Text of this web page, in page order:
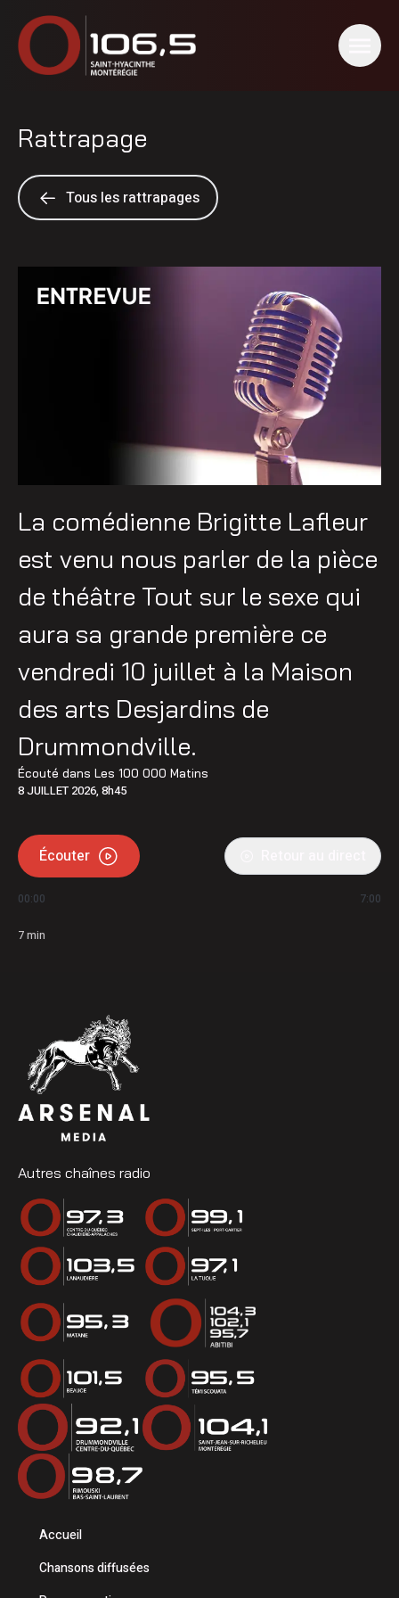
Rattrapage
Tous les rattrapages
La comédienne Brigitte Lafleur
est venu nous parler de la pièce
de théâtre Tout sur le sexe qui
aura sa grande première ce
vendredi 10 juillet à la Maison
des arts Desjardins de
Drummondville.
Écouté dans Les 100 000 Matins
8 JUILLET 2026, 8h45
Écouter
00:00 7:00
7min
Autres chaînes radio
Accueil
Chansons diffusées